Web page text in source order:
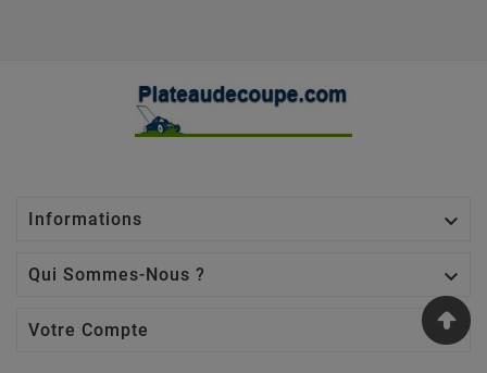
Informations 
Qui Sommes-Nous ? 
Votre Compte 